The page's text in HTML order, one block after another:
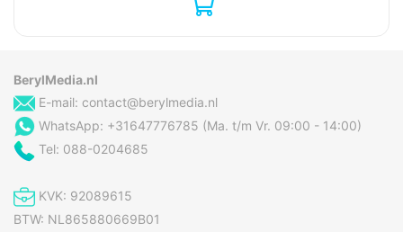
LED
Gezichtsveldshoek
(FOV) derde
achtercamera
Gezichtsveldshoek
(FOV) tweede
Gezichtsveldshoek
(FOV) voorcamera
BerylMedia.nl
E-mail: contact@berylmedia.nl
WhatsApp: +31647776785 (Ma. t/m Vr. 09:00 - 14:00)
Tel: 088-0204685
KVK: 92089615
BTW: NL865880669B01